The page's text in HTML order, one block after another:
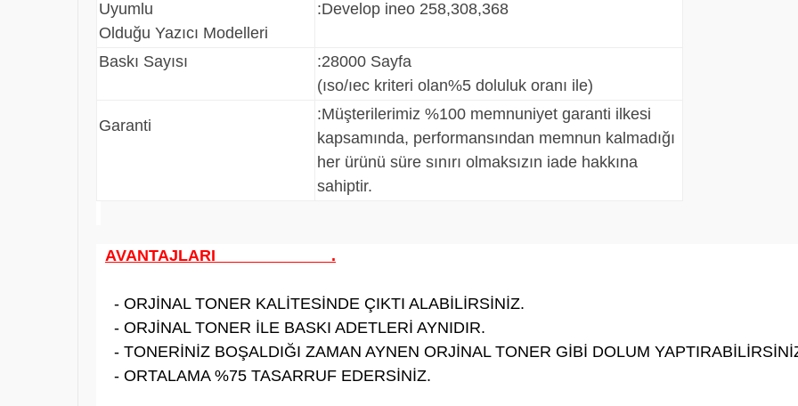
Uyumlu
Olduğu Yazıcı Modelleri
:Develop ineo 258,308,368
Baskı Sayısı
:28000 Sayfa
(ıso/ıec kriteri olan%5 doluluk oranı ile)
Garanti
:Müşterilerimiz %100 memnuniyet garanti ilkesi
kapsamında, performansından memnun kalmadığı
her ürünü süre sınırı olmaksızın iade hakkına
sahiptir.
AVANTAJLARI .
- ORJİNAL TONER KALİTESİNDE ÇIKTI ALABİLİRSİNİZ.
- ORJİNAL TONER İLE BASKI ADETLERİ AYNIDIR.
- TONERİNİZ BOŞALDIĞI ZAMAN AYNEN ORJİNAL TONER GİBİ DOLUM
- ORTALAMA %75 TASARRUF EDERSİNİZ.